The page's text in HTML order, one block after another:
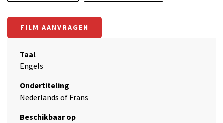
FILM AANVRAGEN
Taal
Engels
Ondertiteling
Nederlands of Frans
Beschikbaar op